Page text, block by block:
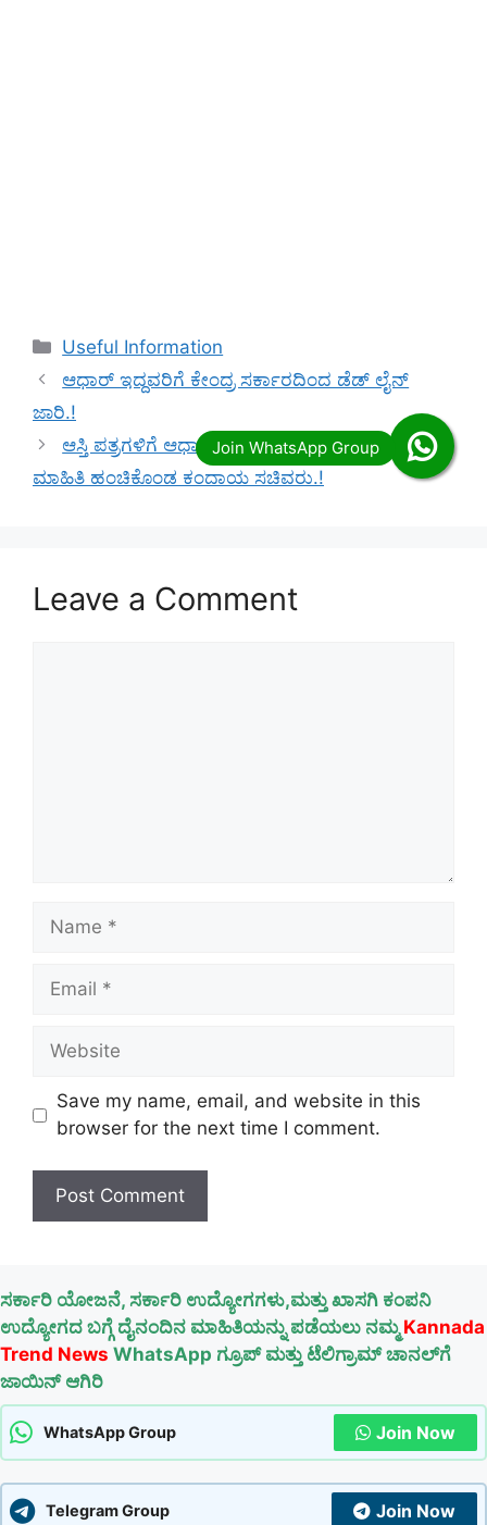
Categories
Useful Information
ಆಧಾರ್ ಇದ್ದವರಿಗೆ ಕೇಂದ್ರ ಸರ್ಕಾರದಿಂದ ಡೆಡ್ ಲೈನ್
ಜಾರಿ.!
ಆಸ್ತಿ ಪತ್ರಗಳಿಗೆ ಆಧಾರ್ ಜೋಡಣೆ ಕಡ್ಡಾಯ.! ಅಧಿಕೃತವಾಗಿ
ಮಾಹಿತಿ ಹಂಚಿಕೊಂಡ ಕಂದಾಯ ಸಚಿವರು.!
Leave a Comment
Name
Email
Website
Save my name, email, and website in this
browser for the next time I comment.
ಸರ್ಕಾರಿ ಯೋಜನೆ, ಸರ್ಕಾರಿ ಉದ್ಯೋಗಗಳು,ಮತ್ತು ಖಾಸಗಿ ಕಂಪನಿ
ಉದ್ಯೋಗದ ಬಗ್ಗೆ ದೈನಂದಿನ ಮಾಹಿತಿಯನ್ನು ಪಡೆಯಲು ನಮ್ಮ Kannada
Trend News WhatsApp ಗ್ರೂಪ್ ಮತ್ತು ಟೆಲಿಗ್ರಾಮ್ ಚಾನಲ್‌ಗೆ
ಜಾಯಿನ್ ಆಗಿರಿ
WhatsApp Group Join Now
Telegram Group Join Now